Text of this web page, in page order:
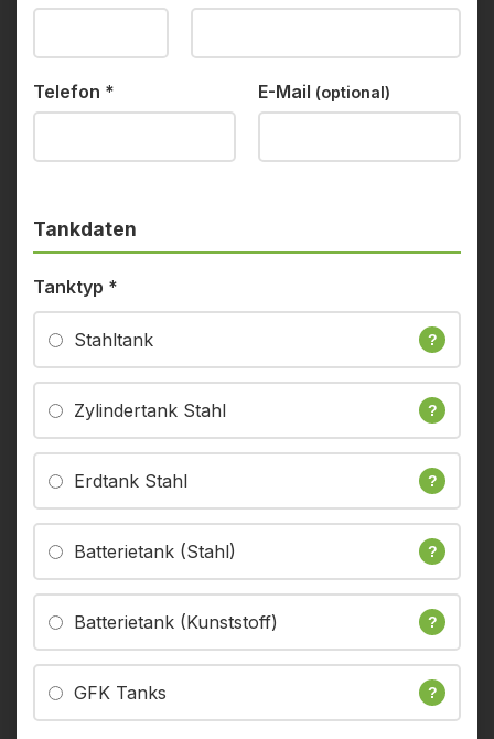
Telefon * E-Mail (optional)
Tankdaten
Tanktyp *
Stahltank ?
Zylindertank Stahl ?
Erdtank Stahl ?
Batterietank (Stahl) ?
Batterietank (Kunststoff) ?
GFK Tanks ?